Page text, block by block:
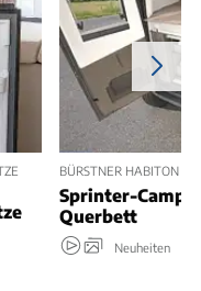
BÜRSTNER HABITON 6.1
Sprinter-
Querbett
Neuheiten